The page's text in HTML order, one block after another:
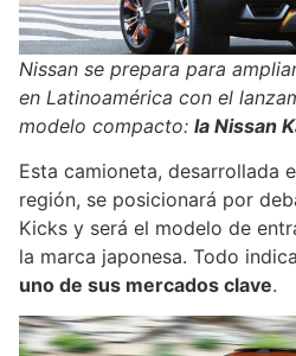
Nissan se prepara para
en Latinoamérica con el
modelo compacto: la Nissan
Esta camioneta, desarrollada
región, se posicionará por
Kicks y será el modelo de
la marca japonesa. Todo
uno de sus mercados clave.